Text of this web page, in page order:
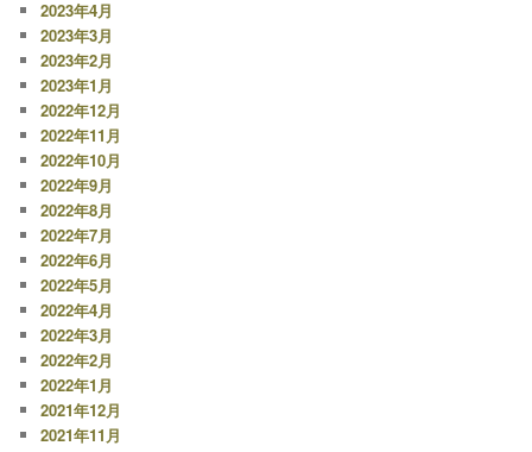
2023年4月
2023年3月
2023年2月
2023年1月
2022年12月
2022年11月
2022年10月
2022年9月
2022年8月
2022年7月
2022年6月
2022年5月
2022年4月
2022年3月
2022年2月
2022年1月
2021年12月
2021年11月